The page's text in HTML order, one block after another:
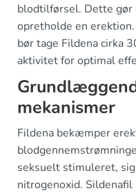
blodtilførsel. Dette gør
opretholde en
bør tage Fildena cirka
aktivitet for optimal
mekanismer
Fildena bekæmper
seksuelt stimuleret,
nitrogenoxid.